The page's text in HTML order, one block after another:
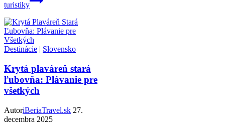
turistiky
Destinácie | Slovensko
Krytá plaváreň stará
ľubovňa: Plávanie pre
všetkých
AutoriBeriaTravel.sk 27.
decembra 2025